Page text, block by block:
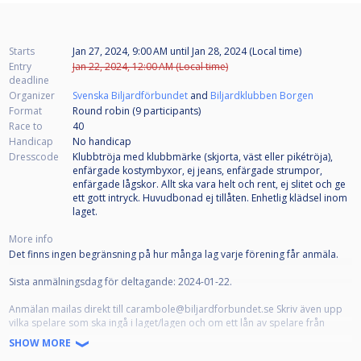
Starts Jan 27, 2024, 9:00 AM until Jan 28, 2024 (Local time)
Entry
deadline
Jan 22, 2024, 12:00 AM (Local time)
Organizer Svenska Biljardförbundet and Biljardklubben Borgen
Format
Round robin (9 participants)
Race to
40
Handicap
No handicap
Dresscode
Klubbtröja med klubbmärke (skjorta, väst eller pikétröja),
enfärgade kostymbyxor, ej jeans, enfärgade strumpor,
enfärgade lågskor. Allt ska vara helt och rent, ej slitet och ge
ett gott intryck. Huvudbonad ej tillåten. Enhetlig klädsel inom
laget.
More info
Det finns ingen begränsning på hur många lag varje förening får anmäla.
Sista anmälningsdag för deltagande: 2024-01-22.
Anmälan mailas direkt till carambole@biljardforbundet.se Skriv även upp
vilka spelare som ska ingå i laget/lagen och om ett lån av spelare från
annan förening är aktuell.
SHOW MORE